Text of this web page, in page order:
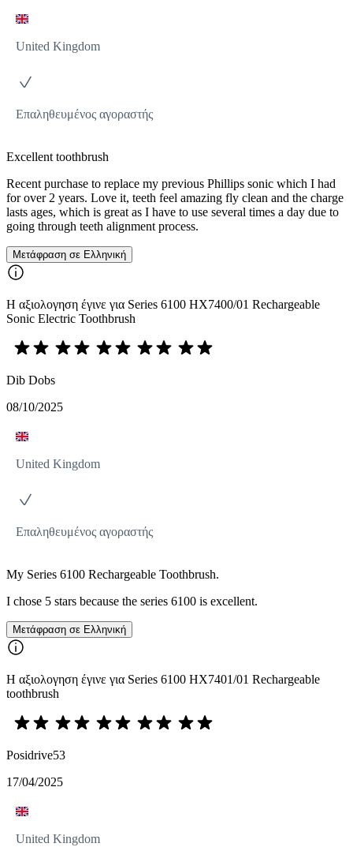
United Kingdom
Επαληθευμένος αγοραστής
Excellent toothbrush
Recent purchase to replace my previous Phillips sonic which I had
for over 2 years. Love it, teeth feel amazing fly clean and the charge
lasts ages, which is great as I have to use several times a day due to
going through teeth alignment process.
Μετάφραση σε Ελληνική
Η αξιολογηση έγινε για Series 6100 HX7400/01 Rechargeable
Sonic Electric Toothbrush
Dib Dobs
08/10/2025
United Kingdom
Επαληθευμένος αγοραστής
My Series 6100 Rechargeable Toothbrush.
I chose 5 stars because the series 6100 is excellent.
Μετάφραση σε Ελληνική
Η αξιολογηση έγινε για Series 6100 HX7401/01 Rechargeable
toothbrush
Posidrive53
17/04/2025
United Kingdom